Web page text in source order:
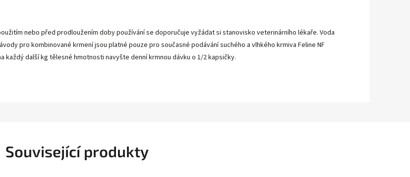
nebo před prodloužením doby používání se doporučuje vyžádat si stanovisko veterinárního lékaře. Voda
pro kombinované krmení jsou platné pouze pro současné podávání suchého a vlhkého krmiva Feline NF
každý další kg tělesné hmotnosti navyšte denní krmnou dávku o 1/2 kapsičky.
Související produkty